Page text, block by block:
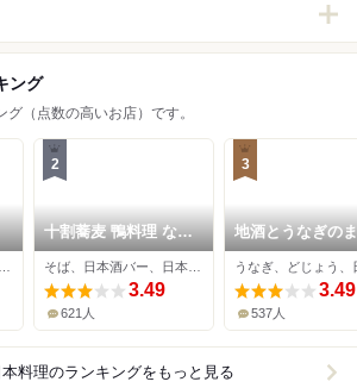
ング
グ（点数の高いお店）です。
2
十割蕎麦 鴨料理 なら
や
3.49
621人
3
地酒とうなぎの
る Tokyo
3.49
537人
料理のランキングをもっと見る